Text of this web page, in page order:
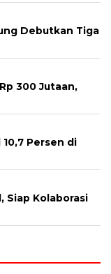
Debutkan Tiga
300 Jutaan,
Persen di
Siap Kolaborasi